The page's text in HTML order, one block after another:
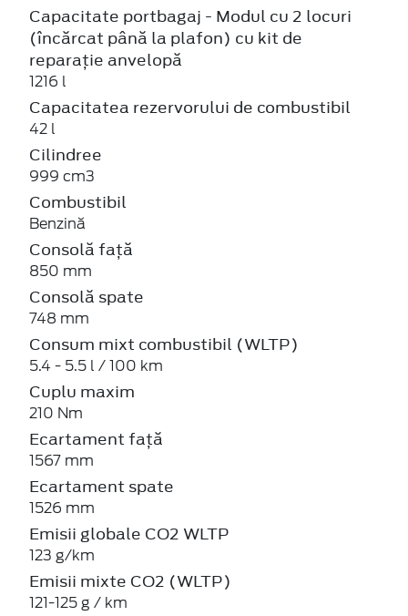
Capacitate portbagaj - Modul cu 2 locuri
(încărcat până la plafon) cu kit de
reparație anvelopă
1216 l
Capacitatea rezervorului de combustibil
42 l
Cilindree
999 cm3
Combustibil
Benzină
Consolă față
850 mm
Consolă spate
748 mm
Consum mixt combustibil (WLTP)
5.4 - 5.5 l / 100 km
Cuplu maxim
210 Nm
Ecartament față
1567 mm
Ecartament spate
1526 mm
Emisii globale CO2 WLTP
123 g/km
Emisii mixte CO2 (WLTP)
121-125 g / km